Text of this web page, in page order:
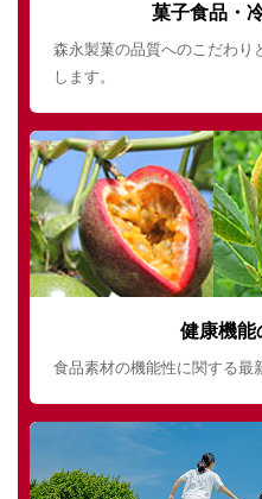
菓子食品・
森永製菓の品質へのこだわり
します。
健康機能
食品素材の機能性に関する最